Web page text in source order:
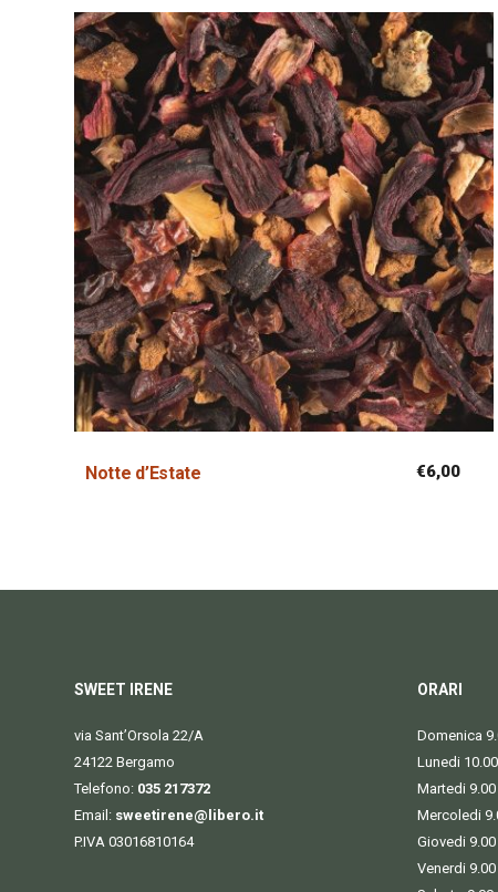
Notte d’Estate €6,00
SWEET IRENE
via Sant’Orsola 22/A
24122 Bergamo
Telefono: 035 217372
Email: sweetirene@libero.it
P.IVA 03016810164
ORARI
Domenica
Lunedi
Martedi
Mercoledi
Giovedi
Venerdi